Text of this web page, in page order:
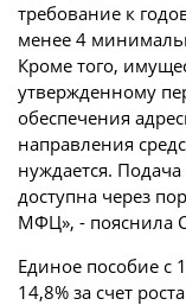
требование к
менее 4
Кроме того,
утвержденному
обеспечения
направления
нуждается.
доступна через
МФЦ», - пояснила
Единое пособие с
14,8% за счет